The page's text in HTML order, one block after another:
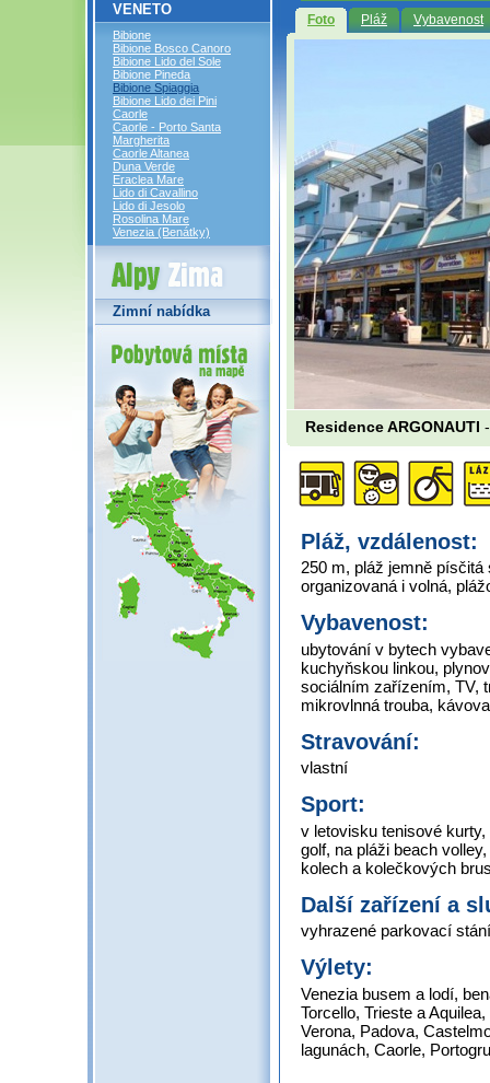
Foto Pláž Vybavenost
Residence ARGONAUTI
Pláž, vzdálenost:
250 m, pláž jemně
organizovaná i volná,
Vybavenost:
ubytování v bytech
kuchyňskou linkou,
sociálním zařízením, TV,
mikrovlnná trouba,
Stravování:
vlastní
Sport:
v letovisku tenisové
golf, na pláži beach
kolech a kolečkových
Další zařízení a
vyhrazené parkovací stání
Výlety:
Venezia busem a lodí,
Torcello, Trieste a
Verona, Padova,
lagunách, Caorle,
VENETO
Bibione
Bibione Bosco Canoro
Bibione Lido del Sole
Bibione Pineda
Bibione Spiaggia
Bibione Lido dei Pini
Caorle
Caorle - Porto Santa
Margherita
Caorle Altanea
Duna Verde
Eraclea Mare
Lido di Cavallino
Lido di Jesolo
Rosolina Mare
Venezia (Benátky)
Alpy Zima
Zimní nabídka